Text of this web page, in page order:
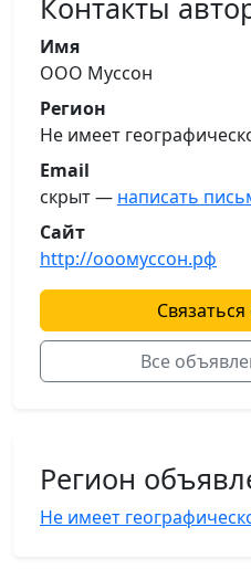
Контакты
Имя
ООО Муссон
Регион
Не имеет
Email
скрыт — написать
Сайт
http://ооомуссон.рф
Все
Регион
Не имеет